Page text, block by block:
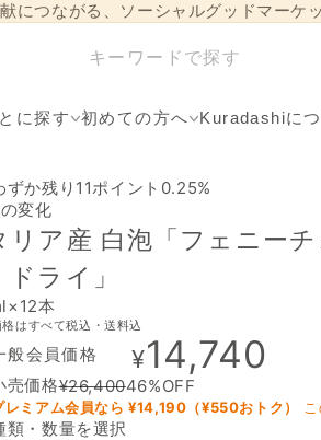
につながる、ソーシャルグッドマーケ
に探す 初めての方へ Kuradashiに
ずか残り11ポイント0.25%
変化
リア産 白泡「フェニー
ドライ」
本
はすべて税込・送料込
般会員価格 ¥14,740
売価格¥26,40046%OFF
レミアム会員なら ¥14,190 （¥550おトク）
類・数量を選択